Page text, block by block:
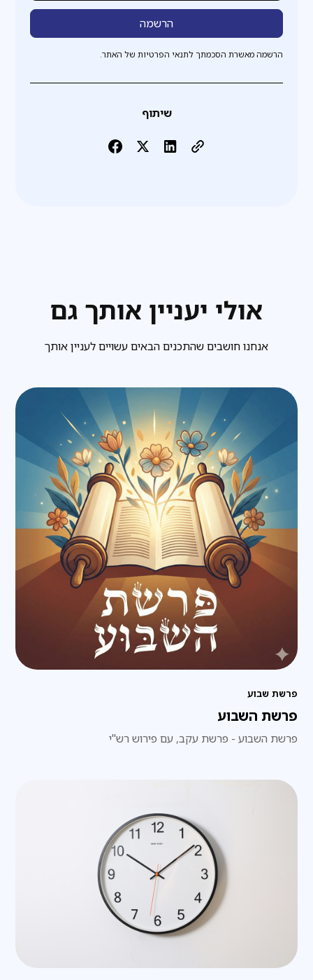
הרשמה מאשרת הסכמתך לתנאי הפרטיות של האתר.
שיתוף
אולי יעניין אותך גם
אנחנו חושבים שהתכנים הבאים עשויים לעניין אותך
פרשת שבוע
פרשת השבוע
פרשת השבוע - פרשת עקב, עם פירוש רש"י